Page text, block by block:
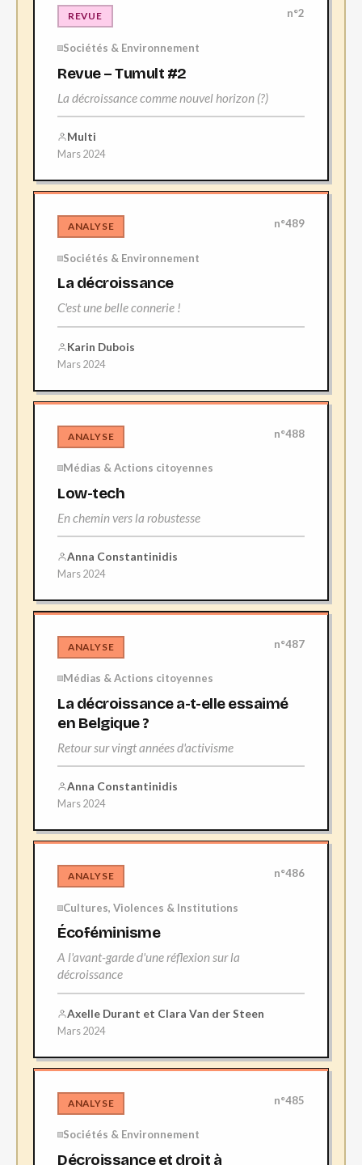
REVUE n°2
Sociétés & Environnement
Revue – Tumult #2
La décroissance comme nouvel horizon (?)
Multi
Mars 2024
ANALYSE n°489
Sociétés & Environnement
La décroissance
C'est une belle connerie !
Karin Dubois
Mars 2024
ANALYSE n°488
Médias & Actions citoyennes
Low-tech
En chemin vers la robustesse
Anna Constantinidis
Mars 2024
ANALYSE n°487
Médias & Actions citoyennes
La décroissance a-t-elle essaimé
en Belgique ?
Retour sur vingt années d'activisme
Anna Constantinidis
Mars 2024
ANALYSE n°486
Cultures, Violences & Institutions
Écoféminisme
A l'avant-garde d'une réflexion sur la
décroissance
Axelle Durant et Clara Van der Steen
Mars 2024
ANALYSE n°485
Sociétés & Environnement
Décroissance et droit à